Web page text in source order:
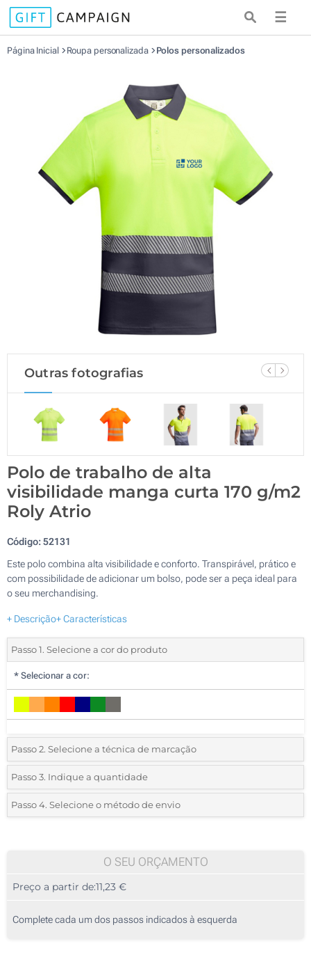
☰
Página Inicial Roupa personalizada Polos personalizados
Outras fotografias
Polo de trabalho de alta
visibilidade manga curta 170 g/m2
Roly Atrio
Código:52131
Este polo combina alta visibilidade e conforto. Transpirável, prático e
com possibilidade de adicionar um bolso, pode ser a peça ideal para
o seu merchandising.
+ Descrição+ Características
Passo 1. Selecione a cor do produto
* Selecionar a cor:
Passo 2. Selecione a técnica de marcação
*Selecione o tipo de marcação e as cores do logotipo:
1 Cor (Num lado)
Passo 3. Indique a quantidade
*Pedido mínimo 10 (total de pedido)
Calcular preço
Passo 4. Selecione o método de envio
O SEU ORÇAMENTO
Preço a partir de:11,23 €
Complete cada um dos passos indicados à esquerda